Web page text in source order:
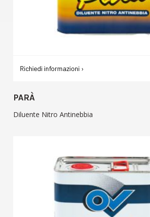
Richiedi informazioni ›
PARÀ
Diluente Nitro Antinebbia